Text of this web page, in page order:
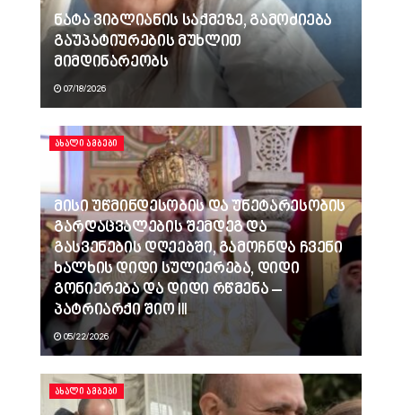
ნატა ვიბლიანის საქმეზე, გამოძიება
გაუპატიურების მუხლით
მიმდინარეობს
07/18/2026
ᲐᲮᲐᲚᲘ ᲐᲛᲑᲔᲑᲘ
მისი უწმინდესობის და უნეტარესობის
გარდაცვალების შემდეგ და
გასვენების დღეებში, გამოჩნდა ჩვენი
ხალხის დიდი სულიერება, დიდი
გონიერება და დიდი რწმენა –
პატრიარქი შიო III
05/22/2026
ᲐᲮᲐᲚᲘ ᲐᲛᲑᲔᲑᲘ